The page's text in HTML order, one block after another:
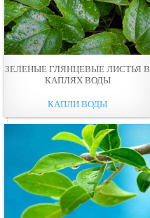
ЗЕЛЕНЫЕ ГЛЯНЦЕВЫЕ ЛИСТЬЯ В
КАПЛЯХ ВОДЫ
КАПЛИ ВОДЫ